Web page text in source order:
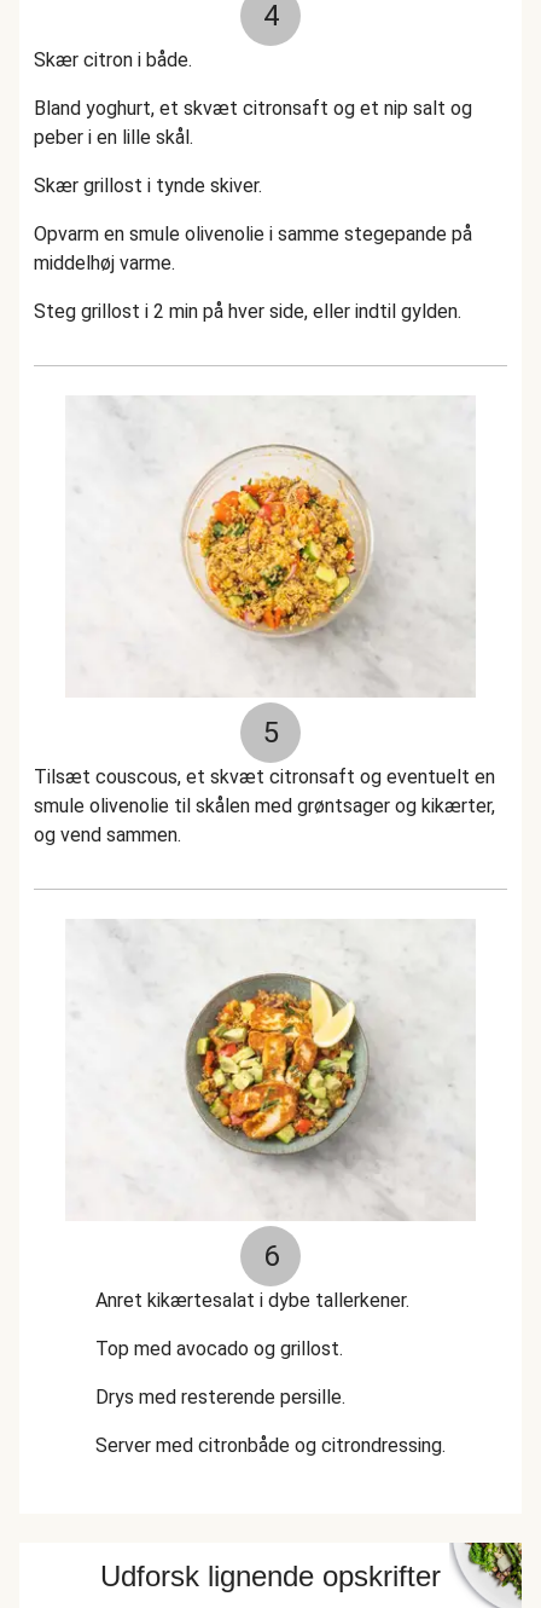
4
Skær citron i både.
Bland yoghurt, et skvæt citronsaft og et nip salt og
peber i en lille skål.
Skær grillost i tynde skiver.
Opvarm en smule olivenolie i samme stegepande på
middelhøj varme.
Steg grillost i 2 min på hver side, eller indtil gylden.
5
Tilsæt couscous, et skvæt citronsaft og eventuelt en
smule olivenolie til skålen med grøntsager og kikærter,
og vend sammen.
6
Anret kikærtesalat i dybe tallerkener.
Top med avocado og grillost.
Drys med resterende persille.
Server med citronbåde og citrondressing.
Udforsk lignende opskrifter